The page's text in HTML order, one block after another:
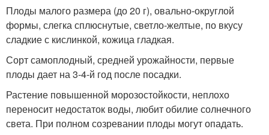
Плоды малого размера (до 20 г), овально-округлой
формы, слегка сплюснутые, светло-желтые, по вкусу
сладкие с кислинкой, кожица гладкая.
Сорт самоплодный, средней урожайности, первые
плоды дает на 3-4-й год после посадки.
Растение повышенной морозостойкости, неплохо
переносит недостаток воды, любит обилие солнечного
света. При полном созревании плоды могут опадать.